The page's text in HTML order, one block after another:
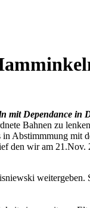
mit Dependance in
Bahnen zu
in Abstimmmung mit
den wir am 21.Nov.